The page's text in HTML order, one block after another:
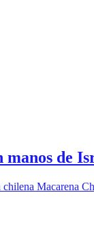
de
chilena